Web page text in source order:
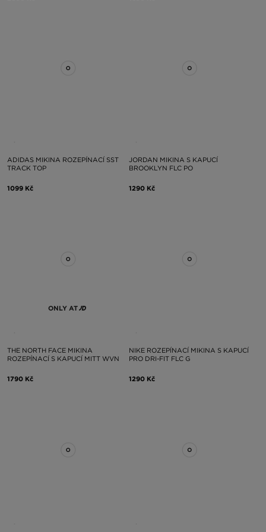
ADIDAS MIKINA ROZEPÍNACÍ SST
TRACK TOP
1099 Kč
JORDAN MIKINA S KAPUCÍ
BROOKLYN FLC PO
1290 Kč
ONLY AT
THE NORTH FACE MIKINA
ROZEPÍNACÍ S KAPUCÍ MITT WVN
1790 Kč
NIKE ROZEPÍNACÍ MIKINA S KAPUCÍ
PRO DRI-FIT FLC G
1290 Kč